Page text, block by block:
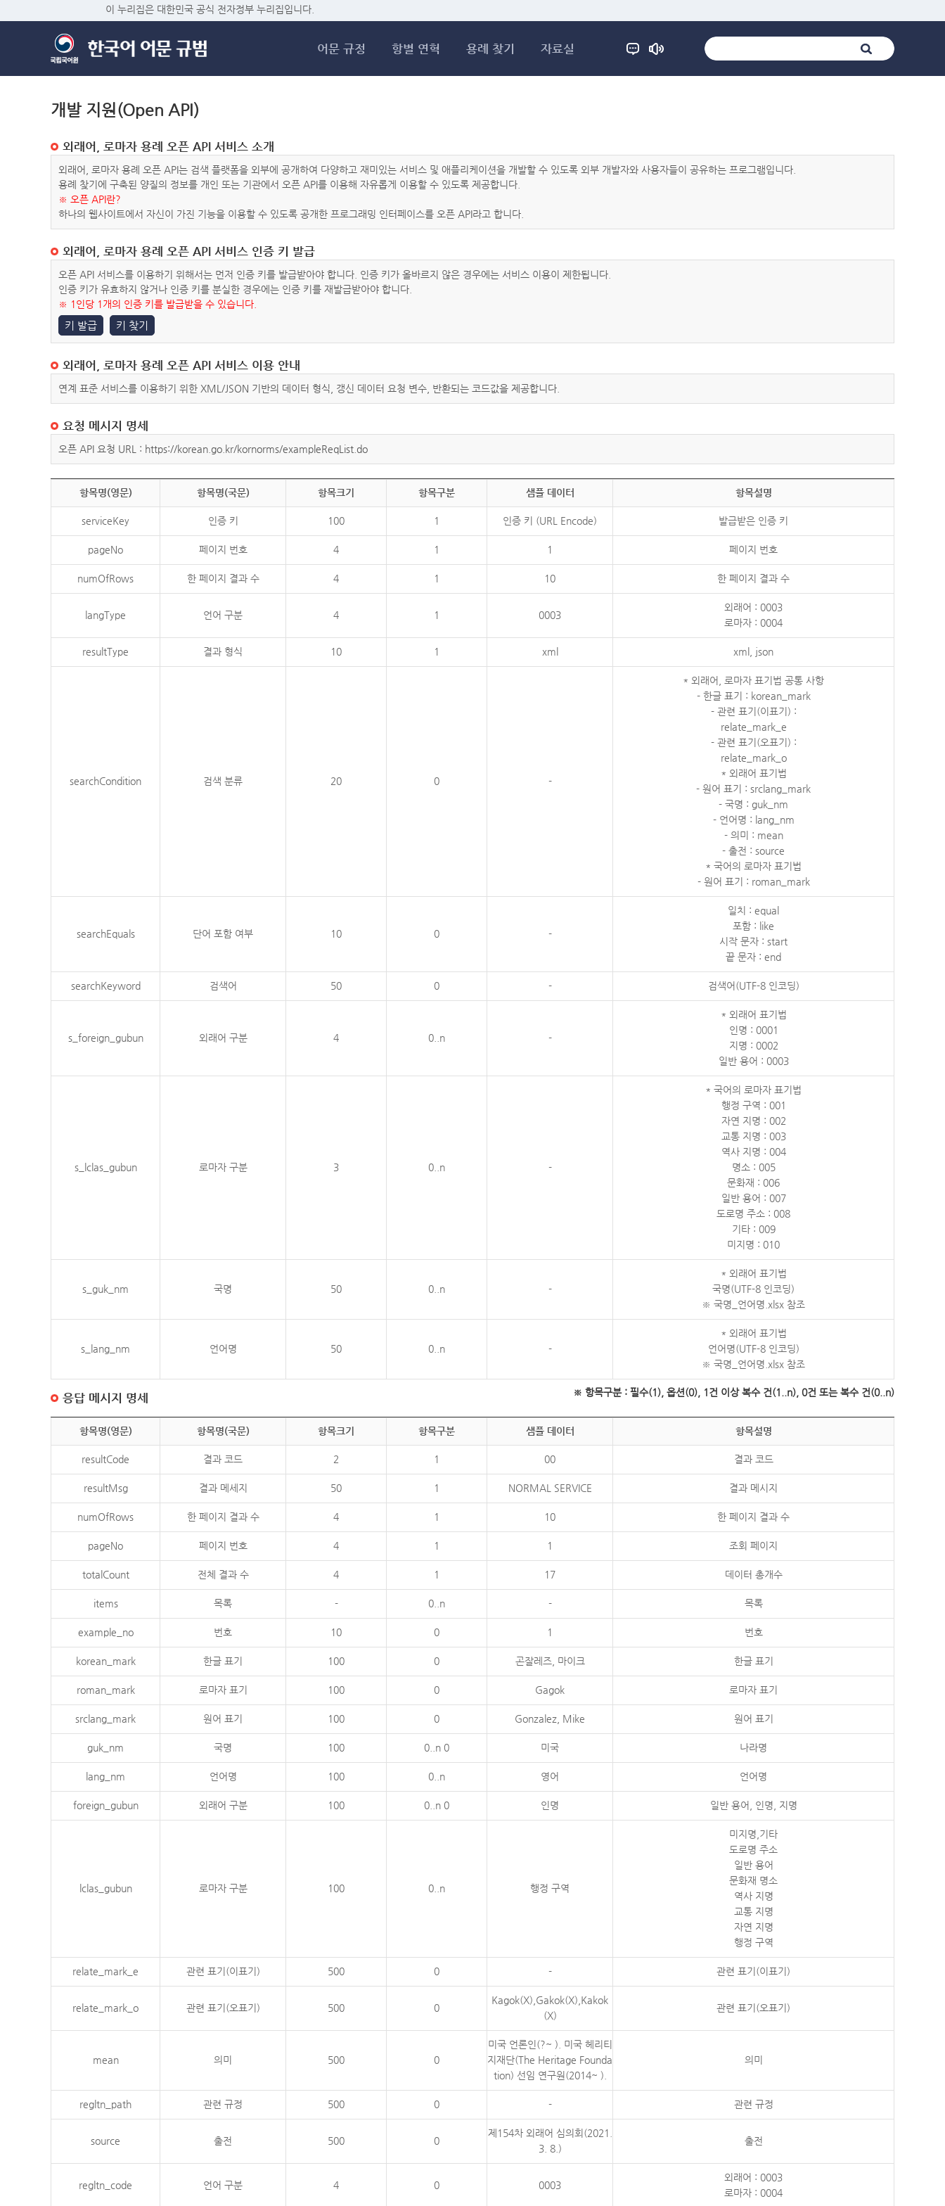
이 누리집은 대한민국 공식 전자정부 누리집입니다.
어문 규정 항별 연혁 용례 찾기 자료실
개발 지원(Open API)
외래어, 로마자 용례 오픈 API 서비스 소개
외래어, 로마자 용례 오픈 API는 검색 플랫폼을 외부에 공개하여 다양하고 재미있는 서비스 및 애플리케이션을 개발할 수 있도록 외부 개발자와 사용자들이 공유하는 프로그램입니다.
용례 찾기에 구축된 양질의 정보를 개인 또는 기관에서 오픈 API를 이용해 자유롭게 이용할 수 있도록 제공합니다.
※ 오픈 API란?
하나의 웹사이트에서 자신이 가진 기능을 이용할 수 있도록 공개한 프로그래밍 인터페이스를 오픈 API라고 합니다.
외래어, 로마자 용례 오픈 API 서비스 인증 키 발급
오픈 API 서비스를 이용하기 위해서는 먼저 인증 키를 발급받아야 합니다. 인증 키가 올바르지 않은 경우에는 서비스 이용이 제한됩니다.
인증 키가 유효하지 않거나 인증 키를 분실한 경우에는 인증 키를 재발급받아야 합니다.
※ 1인당 1개의 인증 키를 발급받을 수 있습니다.
키 발급 키 찾기
외래어, 로마자 용례 오픈 API 서비스 이용 안내
연계 표준 서비스를 이용하기 위한 XML/JSON 기반의 데이터 형식, 갱신 데이터 요청 변수, 반환되는 코드값을 제공합니다.
요청 메시지 명세
오픈 API 요청 URL : https://korean.go.kr/kornorms/exampleReqList.do
항목명(영문) 항목명(국문) 항목크기 항목구분 샘플 데이터 항목설명
serviceKey 인증 키 100 1 인증 키 (URL Encode) 발급받은 인증 키
pageNo 페이지 번호 4 1 1 페이지 번호
numOfRows 한 페이지 결과 수 4 1 10 한 페이지 결과 수
langType 언어 구분 4 1 0003
외래어 : 0003
로마자 : 0004
resultType 결과 형식 10 1 xml xml, json
searchCondition 검색 분류 20 0 -
* 외래어, 로마자 표기법 공통 사항
- 한글 표기 : korean_mark
- 관련 표기(이표기) :
relate_mark_e
- 관련 표기(오표기) :
relate_mark_o
* 외래어 표기법
- 원어 표기 : srclang_mark
- 국명 : guk_nm
- 언어명 : lang_nm
- 의미 : mean
- 출전 : source
* 국어의 로마자 표기법
- 원어 표기 : roman_mark
searchEquals 단어 포함 여부 10 0 -
일치 : equal
포함 : like
시작 문자 : start
끝 문자 : end
searchKeyword 검색어 50 0 - 검색어(UTF-8 인코딩)
s_foreign_gubun 외래어 구분 4 0..n -
* 외래어 표기법
인명 : 0001
지명 : 0002
일반 용어 : 0003
s_lclas_gubun 로마자 구분 3 0..n -
* 국어의 로마자 표기법
행정 구역 : 001
자연 지명 : 002
교통 지명 : 003
역사 지명 : 004
명소 : 005
문화재 : 006
일반 용어 : 007
도로명 주소 : 008
기타 : 009
미지명 : 010
s_guk_nm 국명 50 0..n -
* 외래어 표기법
국명(UTF-8 인코딩)
※ 국명_언어명.xlsx 참조
s_lang_nm 언어명 50 0..n -
* 외래어 표기법
언어명(UTF-8 인코딩)
※ 국명_언어명.xlsx 참조
※ 항목구분 : 필수(1), 옵션(0), 1건 이상 복수 건(1..n), 0건 또는 복수 건(0..n)
응답 메시지 명세
항목명(영문) 항목명(국문) 항목크기 항목구분 샘플 데이터 항목설명
resultCode 결과 코드 2 1 00 결과 코드
resultMsg 결과 메세지 50 1 NORMAL SERVICE 결과 메시지
numOfRows 한 페이지 결과 수 4 1 10 한 페이지 결과 수
pageNo 페이지 번호 4 1 1 조회 페이지
totalCount 전체 결과 수 4 1 17 데이터 총개수
items 목록 - 0..n - 목록
example_no 번호 10 0 1 번호
korean_mark 한글 표기 100 0 곤잘레즈, 마이크 한글 표기
roman_mark 로마자 표기 100 0 Gagok 로마자 표기
srclang_mark 원어 표기 100 0 Gonzalez, Mike 원어 표기
guk_nm 국명 100 0..n 0 미국 나라명
lang_nm 언어명 100 0..n 영어 언어명
foreign_gubun 외래어 구분 100 0..n 0 인명 일반 용어, 인명, 지명
lclas_gubun 로마자 구분 100 0..n 행정 구역
미지명,기타
도로명 주소
일반 용어
문화재 명소
역사 지명
교통 지명
자연 지명
행정 구역
relate_mark_e 관련 표기(이표기) 500 0 - 관련 표기(이표기)
relate_mark_o 관련 표기(오표기) 500 0
Kagok(X),Gakok(X),Kakok
(X)
관련 표기(오표기)
mean 의미 500 0
미국 언론인(?~ ). 미국 헤리티
지재단(The Heritage Founda
tion) 선임 연구원(2014~ ).
의미
regltn_path 관련 규정 500 0 - 관련 규정
source 출전 500 0
제154차 외래어 심의회(2021.
3. 8.)
출전
regltn_code 언어 구분 4 0 0003
외래어 : 0003
로마자 : 0004